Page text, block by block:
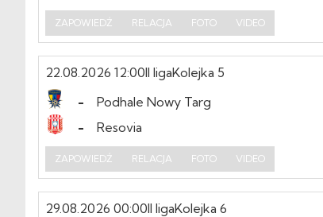
ZAPOWIEDŹ RELACJA FOTO VIDEO
22.08.2026 12:00II ligaKolejka 5
-
Podhale Nowy Targ
-
Resovia
ZAPOWIEDŹ RELACJA FOTO VIDEO
29.08.2026 00:00II ligaKolejka 6